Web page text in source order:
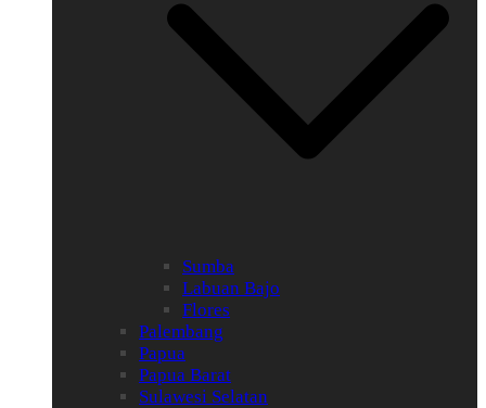
Sumba
Labuan Bajo
Flores
Palembang
Papua
Papua Barat
Sulawesi Selatan